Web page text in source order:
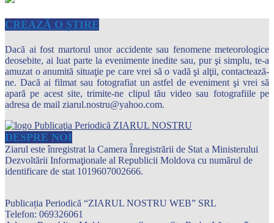
CREAZĂ O ȘTIRE
Dacă ai fost martorul unor accidente sau fenomene meteorologice
deosebite, ai luat parte la evenimente inedite sau, pur şi simplu, te-a
amuzat o anumită situaţie pe care vrei să o vadă şi alţii, contactează-
ne. Dacă ai filmat sau fotografiat un astfel de eveniment şi vrei să
apară pe acest site, trimite-ne clipul tău video sau fotografiile pe
adresa de mail ziarul.nostru@yahoo.com.
DESPRE NOI
Ziarul este înregistrat la Camera Înregistrării de Stat a Ministerului
Dezvoltării Informaţionale al Republicii Moldova cu numărul de
identificare de stat 1019607002666.
Publicația Periodică “ZIARUL NOSTRU WEB” SRL
Telefon: 069326061